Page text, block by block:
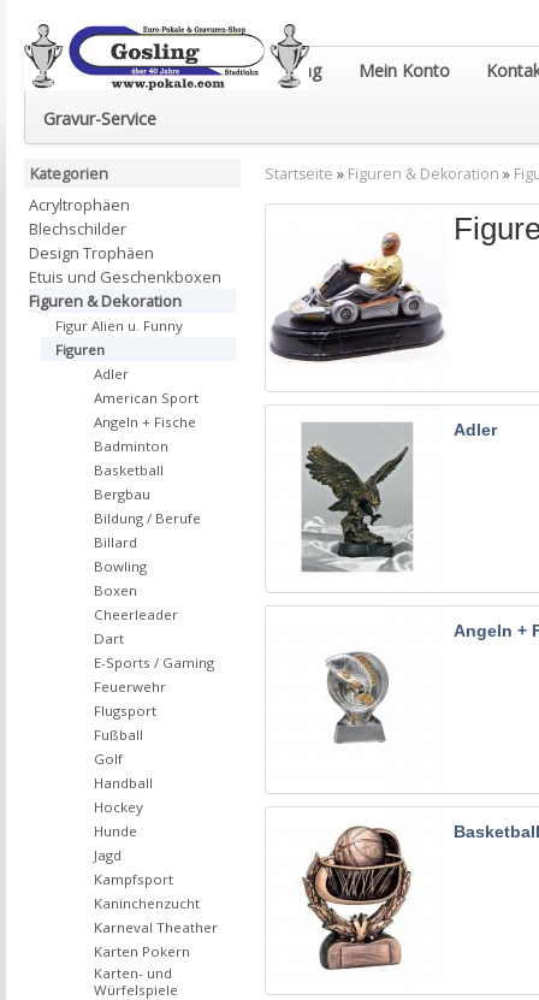
Euro-Pokale & Gravur-Shop Gosling Mein Konto
Gravur-Service
Startseite » Figuren & Dekoration »
Adler
Angeln +
Basketball
Kategorien
Acryltrophäen
Blechschilder
Design Trophäen
Etuis und Geschenkboxen
Figuren & Dekoration
Figur Alien u. Funny
Figuren
Adler
American Sport
Angeln + Fische
Badminton
Basketball
Bergbau
Bildung / Berufe
Billard
Bowling
Boxen
Cheerleader
Dart
E-Sports / Gaming
Feuerwehr
Flugsport
Fußball
Golf
Handball
Hockey
Hunde
Jagd
Kampfsport
Kaninchenzucht
Karneval Theather
Karten Pokern
Karten- und
Würfelspiele